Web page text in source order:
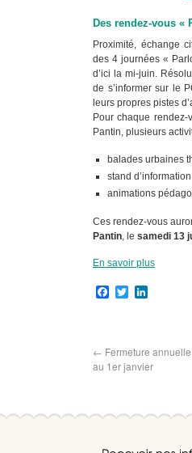
Des rendez-vous «
Proximité, échange
des 4 journées «
d’ici la mi-juin.
de s’informer sur le
leurs propres pistes
Pour chaque
Pantin, plusieurs
balades urbaines
stand
animations
Ces rendez-vous
Pantin, le samedi 13
En savoir plus
Facebook
Twitter
← Fermeture
au 1er janvier